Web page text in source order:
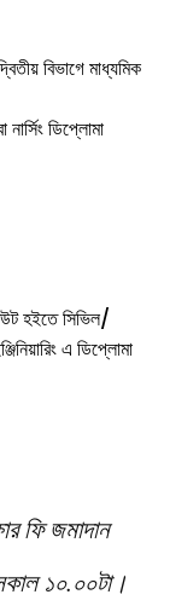
বিভাগে মাধ্যমিক
ডিপ্লোমা
হইতে সিভিল/
এ ডিপ্লোমা
ফি জমাদান
১০.০০টা।